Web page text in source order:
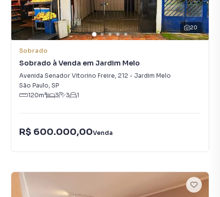
20
Sobrado
Sobrado à Venda em Jardim Melo
Avenida Senador Vitorino Freire, 212 - Jardim Melo
São Paulo, SP
120m² 3 3 1
R$ 600.000,00Venda